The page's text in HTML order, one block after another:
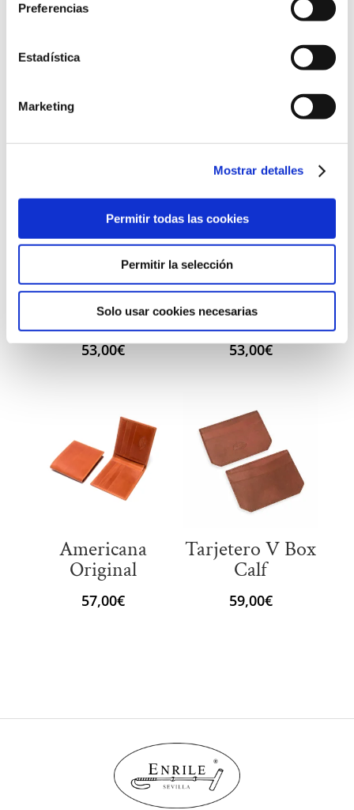
Preferencias
Estadística
Marketing
Mostrar detalles
Permitir todas las cookies
Permitir la selección
Solo usar cookies necesarias
Productos relacionados
Tarjetero
Europeo
53,00€
Americano
Cuero & Vela
53,00€
Americana
Original
57,00€
Tarjetero V Box
Calf
59,00€